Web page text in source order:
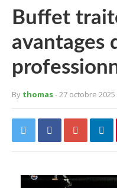
Buffet
avantages
By thomas- 27 octobre 2025